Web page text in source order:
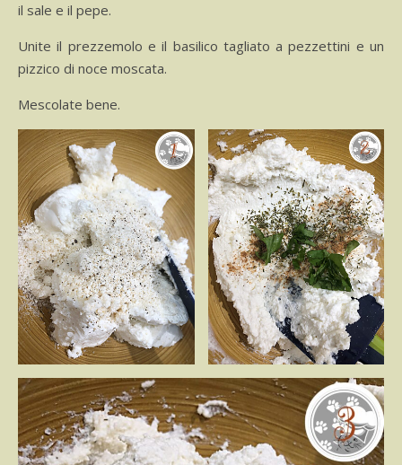
il sale e il pepe.
Unite il prezzemolo e il basilico tagliato a pezzettini e un
pizzico di noce moscata.
Mescolate bene.